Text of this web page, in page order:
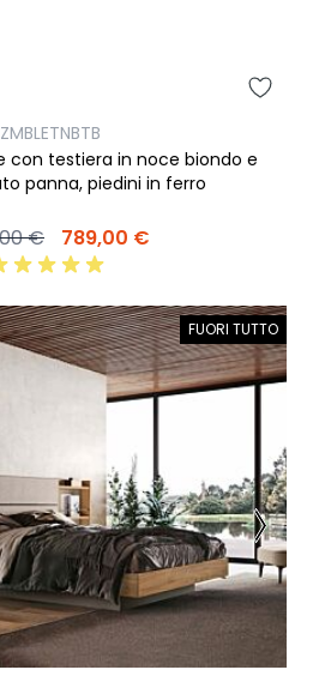
ZMBLETNBTB
con testiera in noce biondo e
panna, piedini in ferro
€ 789,00 €
FUORI TUTTO